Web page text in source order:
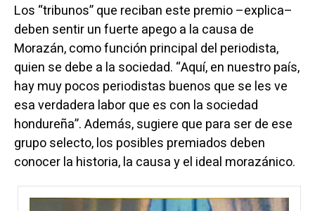
Los “tribunos” que reciban este premio –explica–
deben sentir un fuerte apego a la causa de
Morazán, como función principal del periodista,
quien se debe a la sociedad. “Aquí, en nuestro país,
hay muy pocos periodistas buenos que se les ve
esa verdadera labor que es con la sociedad
hondureña”. Además, sugiere que para ser de ese
grupo selecto, los posibles premiados deben
conocer la historia, la causa y el ideal morazánico.